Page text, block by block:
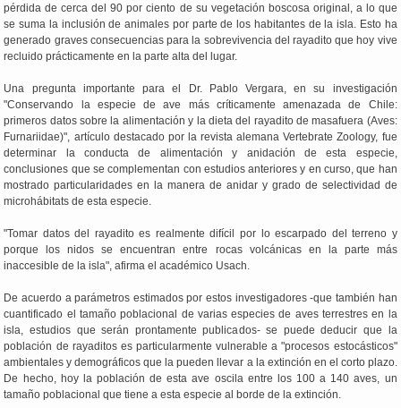
pérdida de cerca del 90 por ciento de su vegetación boscosa original, a lo que
se suma la inclusión de animales por parte de los habitantes de la isla. Esto ha
generado graves consecuencias para la sobrevivencia del rayadito que hoy vive
recluido prácticamente en la parte alta del lugar.
Una pregunta importante para el Dr. Pablo Vergara, en su investigación
"Conservando la especie de ave más críticamente amenazada de Chile:
primeros datos sobre la alimentación y la dieta del rayadito de masafuera (Aves:
Furnariidae)", artículo destacado por la revista alemana Vertebrate Zoology, fue
determinar la conducta de alimentación y anidación de esta especie,
conclusiones que se complementan con estudios anteriores y en curso, que han
mostrado particularidades en la manera de anidar y grado de selectividad de
microhábitats de esta especie.
"Tomar datos del rayadito es realmente difícil por lo escarpado del terreno y
porque los nidos se encuentran entre rocas volcánicas en la parte más
inaccesible de la isla", afirma el académico Usach.
De acuerdo a parámetros estimados por estos investigadores -que también han
cuantificado el tamaño poblacional de varias especies de aves terrestres en la
isla, estudios que serán prontamente publicados- se puede deducir que la
población de rayaditos es particularmente vulnerable a "procesos estocásticos"
ambientales y demográficos que la pueden llevar a la extinción en el corto plazo.
De hecho, hoy la población de esta ave oscila entre los 100 a 140 aves, un
tamaño poblacional que tiene a esta especie al borde de la extinción.